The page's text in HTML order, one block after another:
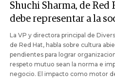
Shuchi Sharma, de
debe representar a la
La VP y directora principal de
de Red Hat, habla sobre cultura
pendientes para lograr
respeto mutuo sean la norma e
negocio. El impacto como motor